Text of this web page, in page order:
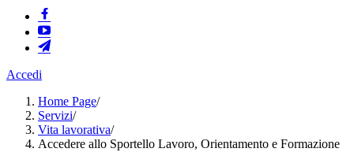
Accedi
Home Page/
Servizi/
Vita lavorativa/
Accedere allo Sportello Lavoro, Orientamento e Formazione